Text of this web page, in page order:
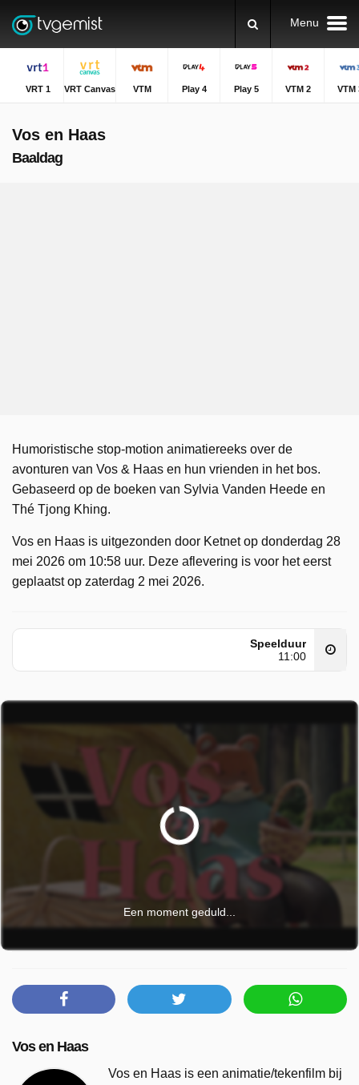
Menu
VRT 1 VRT Canvas VTM Play 4 Play 5 VTM 2 VTM
Vos en Haas
Baaldag
Humoristische stop-motion animatiereeks over de
avonturen van Vos & Haas en hun vrienden in het bos.
Gebaseerd op de boeken van Sylvia Vanden Heede en
Thé Tjong Khing.
Vos en Haas is uitgezonden door Ketnet op donderdag 28
mei 2026 om 10:58 uur. Deze aflevering is voor het eerst
geplaatst op zaterdag 2 mei 2026.
Speelduur
11:00
Een moment geduld...
Vos en Haas
Vos en Haas is een animatie/tekenfilm bij